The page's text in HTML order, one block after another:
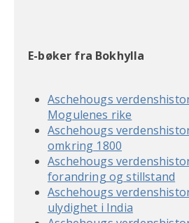
E-bøker fra Bokhylla
Aschehougs
Mogulenes rike
Aschehougs
omkring 1800
Aschehougs
forandring og stillstand
Aschehougs
ulydighet i India